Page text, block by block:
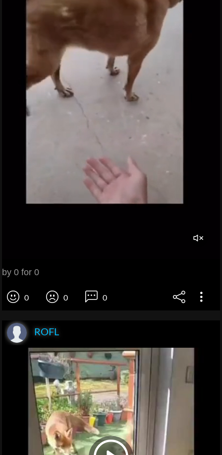
by 0 for 0
0 0 0
ROFL